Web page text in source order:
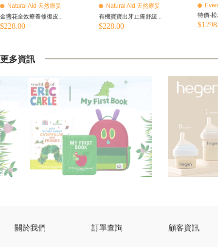
Natural Aid 天然療妥
金盞花全效療養修復皮...
$228.00
Natural Aid 天然療妥
有機寶寶出牙止癢舒緩...
$228.00
特價-
更多資訊
關於我們 訂單查詢 顧客資訊